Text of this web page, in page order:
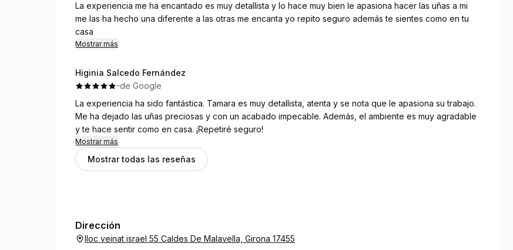
La experiencia me ha encantado es muy detallista y lo hace muy bien le apasiona hacer las uñas a mi
me las ha hecho una diferente a las otras me encanta yo repito seguro además te sientes como en tu
casa
Mostrar más
Higinia Salcedo Fernández
··de Google
La experiencia ha sido fantástica. Tamara es muy detallista, atenta y se nota que le apasiona su trabajo.
Me ha dejado las uñas preciosas y con un acabado impecable. Además, el ambiente es muy agradable
y te hace sentir como en casa. ¡Repetiré seguro!
Mostrar más
Mostrar todas las reseñas
Dirección
lloc veinat israel 55 Caldes De Malavella, Girona 17455